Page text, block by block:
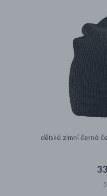
dětská zimní černá